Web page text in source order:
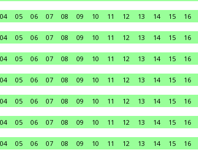
04 05 06 07 08 09 10 11 12 13 14 15 16
04 05 06 07 08 09 10 11 12 13 14 15 16
04 05 06 07 08 09 10 11 12 13 14 15 16
04 05 06 07 08 09 10 11 12 13 14 15 16
04 05 06 07 08 09 10 11 12 13 14 15 16
04 05 06 07 08 09 10 11 12 13 14 15 16
04 05 06 07 08 09 10 11 12 13 14 15 16